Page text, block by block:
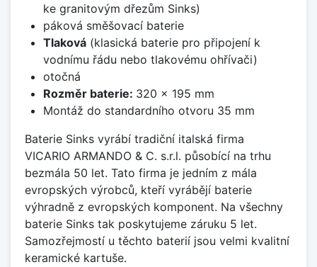
ke granitovým dřezům Sinks)
páková směšovací baterie
Tlaková(klasická baterie pro připojení k
vodnímu řádu nebo tlakovému ohřívači)
otočná
Rozměr baterie: 320 x 195 mm
Montáž do standardního otvoru 35 mm
Baterie Sinks vyrábí tradiční italská firma
VICARIO ARMANDO & C. s.r.l. působící na trhu
bezmála 50 let. Tato firma je jedním z mála
evropských výrobců, kteří vyrábějí baterie
výhradně z evropských komponent. Na všechny
baterie Sinks tak poskytujeme záruku 5 let.
Samozřejmostí u těchto baterií jsou velmi kvalitní
keramické kartuše.